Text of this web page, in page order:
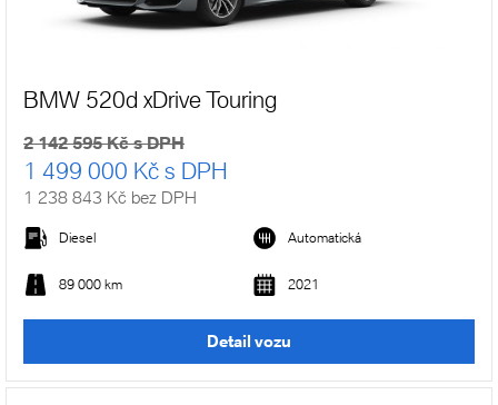
BMW 520d xDrive Touring
2 142 595 Kč s DPH
1 499 000 Kč s DPH
1 238 843 Kč bez DPH
Diesel Automatická
89 000 km 2021
Detail vozu